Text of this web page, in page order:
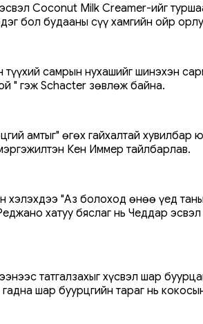
Coconut Milk Creamer-ийг
бол будааны сүү хамгийн ойр
түүхий самрын нухашийг шинэхэн
" гэж Schacter зөвлөж байна.
амтыг" өгөх гайхалтай
Кен Иммер тайлбарлав.
"Аз болоход өнөө үед
хатуу бяслаг нь Чеддар
татгалзахыг хүсвэл шар
шар буурцгийн тараг нь